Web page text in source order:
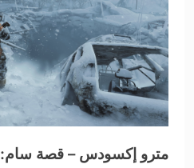
مترو إكسودس – قصة سام: